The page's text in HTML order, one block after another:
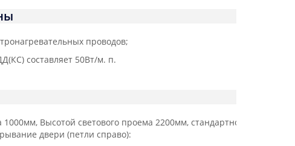
проводов;
составляет 50Вт/м. п.
Высотой светового проема 2200мм, стандартной
двери (петли справо):